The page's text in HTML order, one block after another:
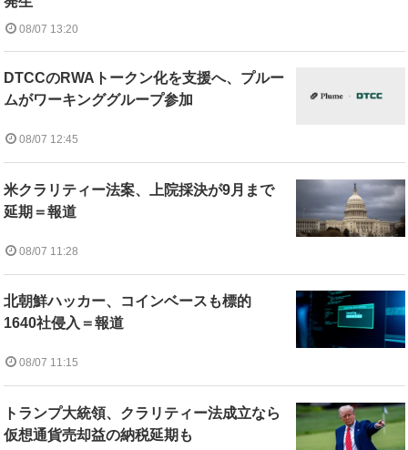
08/07 13:20
DTCCのRWAトークン化を支援へ、プルー
ムがワーキンググループ参加
08/07 12:45
米クラリティー法案、上院採決が9月まで
延期＝報道
08/07 11:28
北朝鮮ハッカー、コインベースも標的
1640社侵入＝報道
08/07 11:15
トランプ大統領、クラリティー法成立なら
仮想通貨売却益の納税延期も